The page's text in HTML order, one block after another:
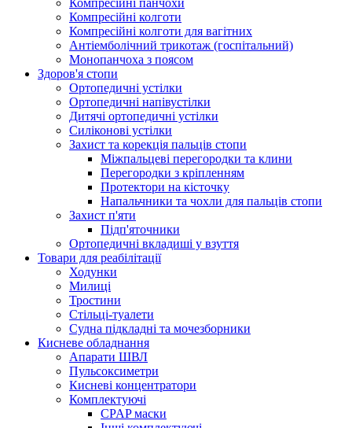
Компресійні панчохи
Компресійні колготи
Компресійні колготи для вагітних
Антіемболічний трикотаж (госпітальний)
Монопанчоха з поясом
Здоров'я стопи
Ортопедичні устілки
Ортопедичні напівустілки
Дитячі ортопедичні устілки
Силіконові устілки
Захист та корекція пальців стопи
Міжпальцеві перегородки та клини
Перегородки з кріпленням
Протектори на кісточку
Напальчники та чохли для пальців стопи
Захист п'яти
Підп'яточники
Ортопедичні вкладиші у взуття
Товари для реабілітації
Ходунки
Милиці
Тростини
Стільці-туалети
Судна підкладні та мочезборники
Кисневе обладнання
Апарати ШВЛ
Пульсоксиметри
Кисневі концентратори
Комплектуючі
CPAP маски